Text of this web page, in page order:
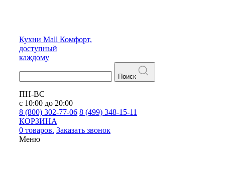
Кухни Mall Комфорт,
доступный
каждому
Поиск
ПН-ВС
с 10:00 до 20:00
8 (800) 302-77-06 8 (499) 348-15-11
КОРЗИНА
0 товаров. Заказать звонок
Меню